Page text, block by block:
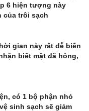
6 hiện tượng này
của trôi sạch
gian này rất dễ biến
biết mật đã hỏng,
có 1 bộ phận nhỏ
sinh sạch sẽ giảm